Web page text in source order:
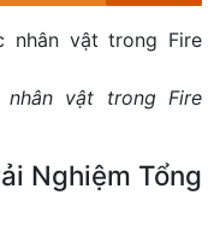
vật trong Fire
Nghiệm Tổng